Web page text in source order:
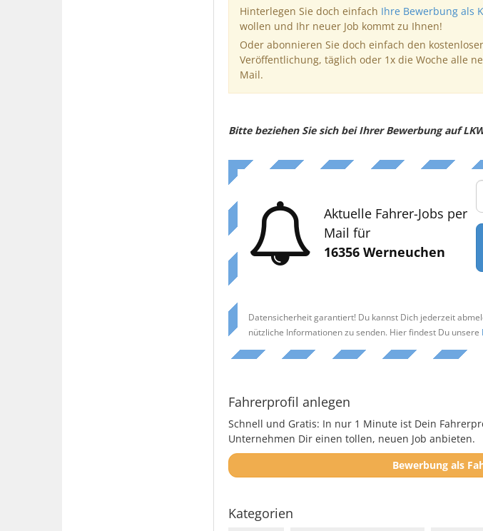
Hinterlegen Sie doch einfach Ihre Bewerbung als
wollen und Ihr neuer Job kommt zu Ihnen!
Oder abonnieren Sie doch einfach den
Veröffentlichung, täglich oder 1x die Woche alle
Mail.
Bitte beziehen Sie sich bei Ihrer Bewerbung auf
Aktuelle Fahrer-Jobs per
Mail für
16356 Werneuchen
Datensicherheit garantiert! Du kannst Dich jederzeit
nützliche Informationen zu senden. Hier findest Du unsere
Fahrerprofil anlegen
Schnell und Gratis: In nur 1 Minute ist Dein
Unternehmen Dir einen tollen, neuen Job anbieten.
Kategorien